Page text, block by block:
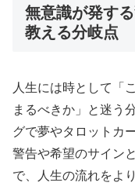
無意識が発す
教える分岐点
人生には時として「
まるべきか」と迷う
グで夢やタロットカ
警告や希望のサイン
で、人生の流れをよ